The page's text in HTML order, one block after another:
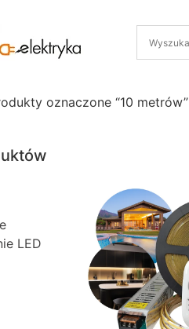
oznaczone “10 metrów”
LED